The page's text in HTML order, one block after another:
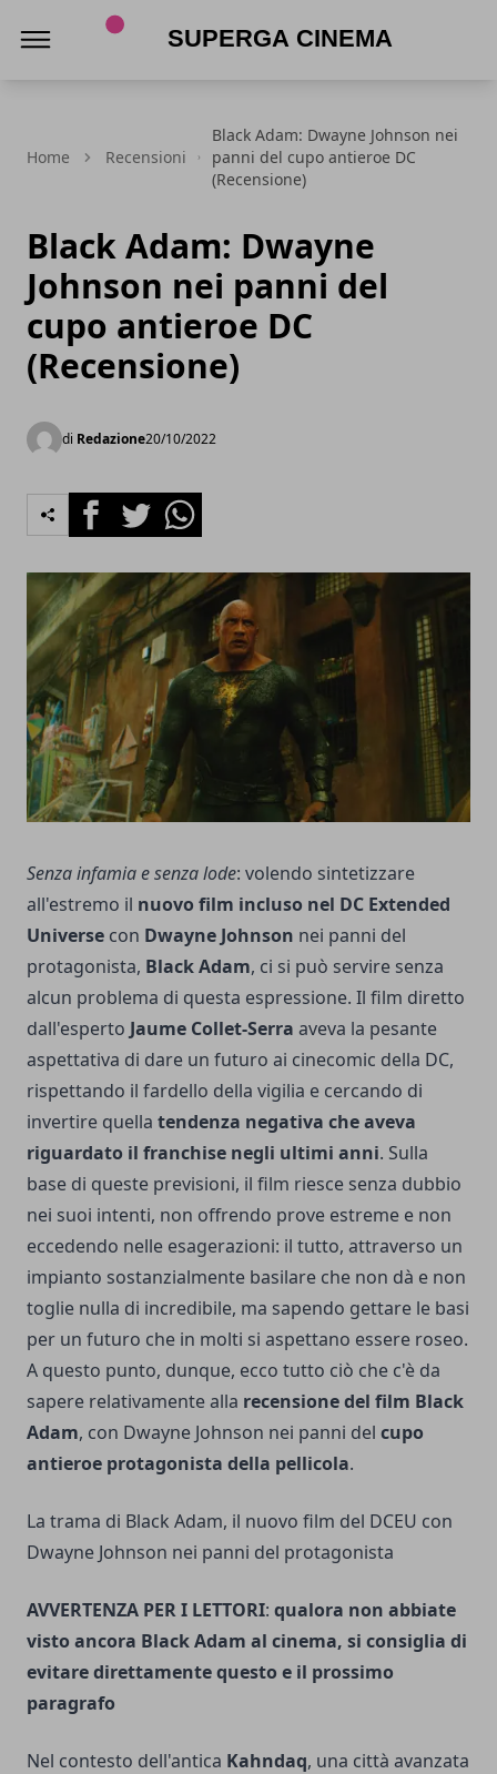
Home Recensioni
Black Adam: Dwayne Johnson nei
panni del cupo antieroe DC
(Recensione)
Black Adam: Dwayne
Johnson nei panni del
cupo antieroe DC
(Recensione)
di Redazione20/10/2022
FacebookTwitterWhatsapp
Senza infamia e senza lode: volendo sintetizzare
all'estremo il nuovo film incluso nel DC Extended
Universe con Dwayne Johnson nei panni del
protagonista, Black Adam, ci si può servire senza
alcun problema di questa espressione. Il film diretto
dall'esperto Jaume Collet-Serra aveva la pesante
aspettativa di dare un futuro ai cinecomic della DC,
rispettando il fardello della vigilia e cercando di
invertire quella tendenza negativa che aveva
riguardato il franchise negli ultimi anni. Sulla
base di queste previsioni, il film riesce senza dubbio
nei suoi intenti, non offrendo prove estreme e non
eccedendo nelle esagerazioni: il tutto, attraverso un
impianto sostanzialmente basilare che non dà e non
toglie nulla di incredibile, ma sapendo gettare le basi
per un futuro che in molti si aspettano essere roseo.
A questo punto, dunque, ecco tutto ciò che c'è da
sapere relativamente alla recensione del film Black
Adam, con Dwayne Johnson nei panni del cupo
antieroe protagonista della pellicola.
La trama di Black Adam, il nuovo film del DCEU con
Dwayne Johnson nei panni del protagonista
AVVERTENZA PER I LETTORI: qualora non abbiate
visto ancora Black Adam al cinema, si consiglia di
evitare direttamente questo e il prossimo
paragrafo
Nel contesto dell'antica Kahndaq, una città avanzata